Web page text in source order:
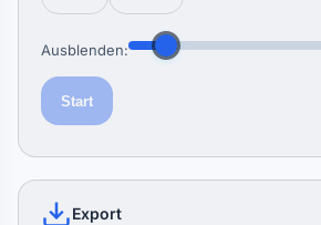
Ausblenden:
Start
Export